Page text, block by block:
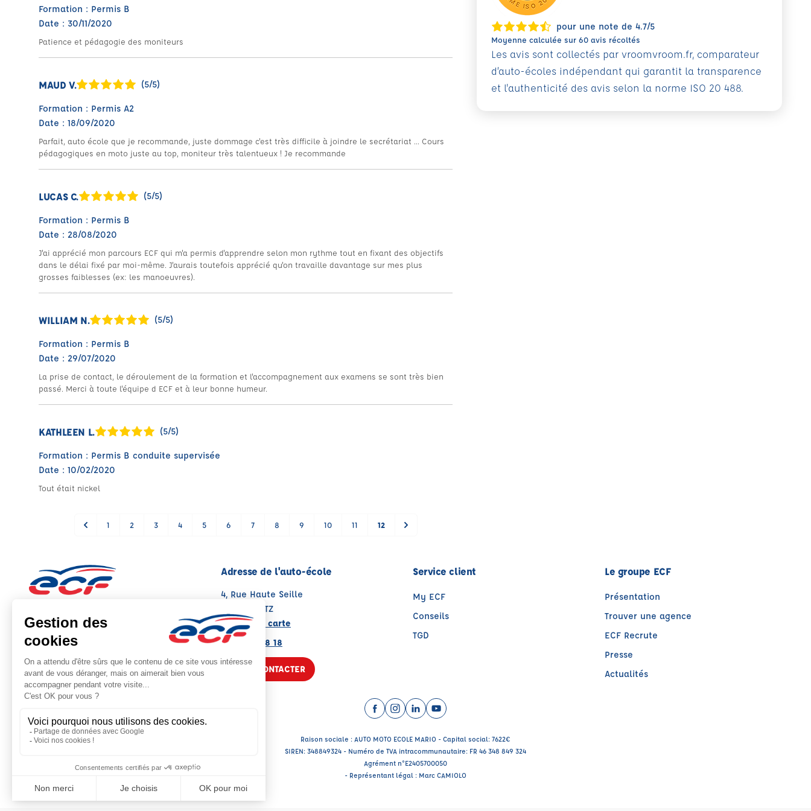
Formation : Permis B
Date : 30/11/2020
Patience et pédagogie des moniteurs
MAUD V. (5/5)
Formation : Permis A2
Date : 18/09/2020
Parfait, auto école que je recommande, juste dommage c'est très difficile à joindre le secrétariat ... Cours
pédagogiques en moto juste au top, moniteur très talentueux ! Je recommande
LUCAS C. (5/5)
Formation : Permis B
Date : 28/08/2020
J'ai apprécié mon parcours ECF qui m'a permis d'apprendre selon mon rythme tout en fixant des objectifs
dans le délai fixé par moi-même. J'aurais toutefois apprécié qu'on travaille davantage sur mes plus
grosses faiblesses (ex: les manoeuvres).
WILLIAM N. (5/5)
Formation : Permis B
Date : 29/07/2020
La prise de contact, le déroulement de la formation et l'accompagnement aux examens se sont très bien
passé. Merci à toute l'équipe d ECF et à leur bonne humeur.
KATHLEEN L. (5/5)
Formation : Permis B conduite supervisée
Date : 10/02/2020
Tout était nickel
1 2 3 4 5 6 7 8 9 10 11 12
pour une note de 4.7/5
Moyenne calculée sur 60 avis récoltés
Les avis sont collectés par vroomvroom.fr, comparateur
d’auto-écoles indépendant qui garantit la transparence
et l'authenticité des avis selon la norme ISO 20 488.
Note : 4.7/5
Moyenne calculée sur 60 avis
Adresse de l'auto-école
4, Rue Haute Seille
57000 METZ
Voir sur la carte
03 87 36 98 18
NOUS CONTACTER
Service client
My ECF
Conseils
TGD
Le groupe ECF
Présentation
Trouver une agence
ECF Recrute
Presse
Actualités
Facebook (nouvelle fenêtre)
Instagram (nouvelle fenêtre)
LinkedIn (nouvelle fenêtre)
YouTube (nouvelle fenêtre)
Raison sociale : AUTO MOTO ECOLE MARIO - Capital social: 7622€
SIREN: 348849324 - Numéro de TVA intracommunautaire: FR 46 348 849 324
Agrément n°E2405700050
- Représentant légal : Marc CAMIOLO